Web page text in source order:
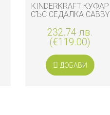
KINDERKRAFT КУФАР
СЪС СЕДАЛКА CABBY
232.74 лв.
(€119.00)
ДОБАВИ